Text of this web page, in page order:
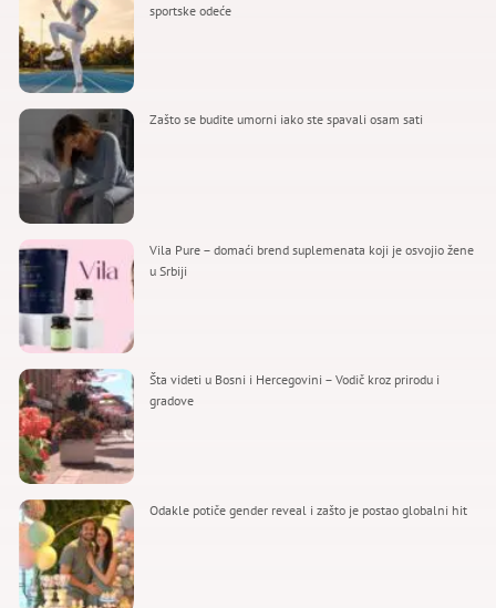
sportske odeće
Zašto se budite umorni iako ste spavali osam sati
Vila Pure – domaći brend suplemenata koji je osvojio žene
u Srbiji
Šta videti u Bosni i Hercegovini – Vodič kroz prirodu i
gradove
Odakle potiče gender reveal i zašto je postao globalni hit